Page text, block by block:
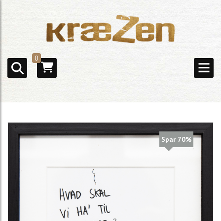
0
Spar 70%